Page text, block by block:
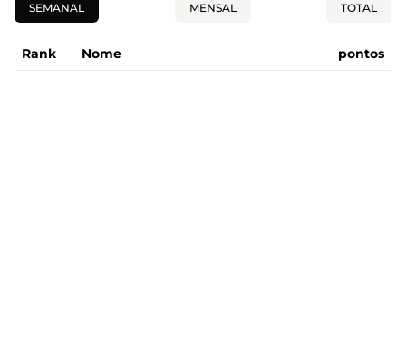
SEMANAL MENSAL TOTAL
Rank Nome pontos